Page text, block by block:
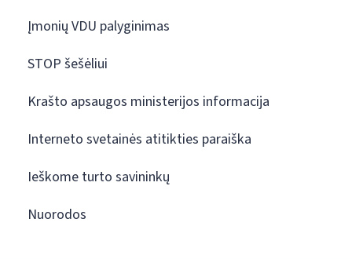
Įmonių VDU palyginimas
STOP šešėliui
Krašto apsaugos ministerijos informacija
Interneto svetainės atitikties paraiška
Ieškome turto savininkų
Nuorodos